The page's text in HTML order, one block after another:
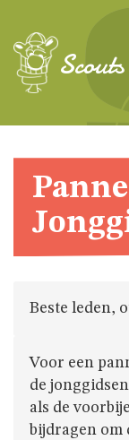
TAKKEN
WELPEN
GIVERS
Beste leden,
Voor een
de
als de
bijdragen om